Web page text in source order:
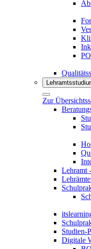
Zur
Lehramt
Studien-
Digitale